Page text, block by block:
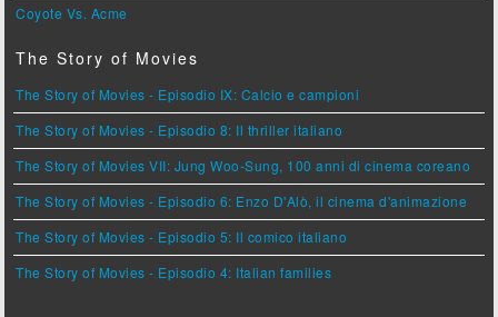
Coyote Vs. Acme
The Story of Movies
The Story of Movies - Episodio IX: Calcio e campioni
The Story of Movies - Episodio 8: Il thriller italiano
The Story of Movies VII: Jung Woo-Sung, 100 anni di cinema coreano
The Story of Movies - Episodio 6: Enzo D'Alò, il cinema d'animazione
The Story of Movies - Episodio 5: Il comico italiano
The Story of Movies - Episodio 4: Italian families